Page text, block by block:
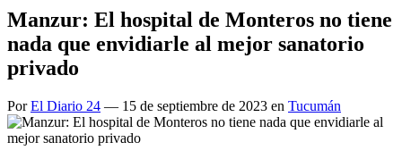
Manzur: El hospital de Monteros no tiene
nada que envidiarle al mejor sanatorio
privado
PorEl Diario 24 — 15 de septiembre de 2023 en Tucumán